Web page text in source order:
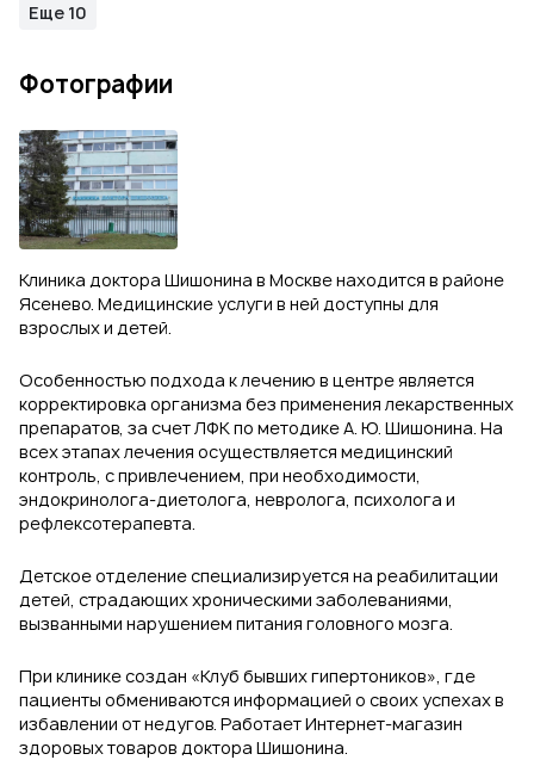
Еще 10
Фотографии
Клиника доктора Шишонина в Москве находится в районе
Ясенево. Медицинские услуги в ней доступны для
взрослых и детей.
Особенностью подхода к лечению в центре является
корректировка организма без применения лекарственных
препаратов, за счет ЛФК по методике А. Ю. Шишонина. На
всех этапах лечения осуществляется медицинский
контроль, с привлечением, при необходимости,
эндокринолога-диетолога, невролога, психолога и
рефлексотерапевта.
Детское отделение специализируется на реабилитации
детей, страдающих хроническими заболеваниями,
вызванными нарушением питания головного мозга.
При клинике создан «Клуб бывших гипертоников», где
пациенты обмениваются информацией о своих успехах в
избавлении от недугов. Работает Интернет-магазин
здоровых товаров доктора Шишонина.